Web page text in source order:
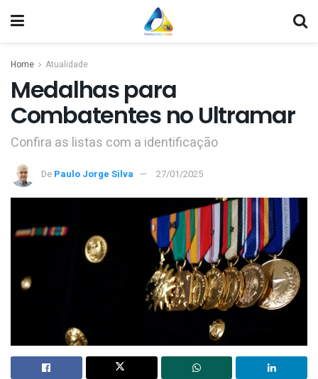
Home Atualidade
Medalhas para
Combatentes no Ultramar
Confira as listas com a identificação
De Paulo Jorge Silva 27/01/2025